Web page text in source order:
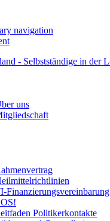
navigation
uns
Finanzierungsvereinbarung
Politikerkontakte